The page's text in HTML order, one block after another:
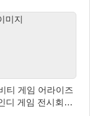
티 게임 어라이즈
디 게임 전시회